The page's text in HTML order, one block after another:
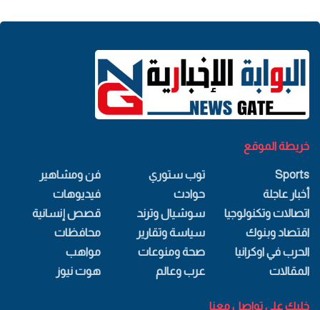
خريطة الموقع
Sports
أخبار عاجلة
اتصالات وتكنولوجيا
اقتصاد وبنوك
الحرب في اوكرانيا
المقالات
توب ستوري
حوادث
سوشيال وترند
سياسة وتقارير
صحة ومنوعات
عرب وعالم
فن ومشاهير
فيديوهات
قصص إنسانية
محافظات
مواهب
هوت نيوز
خليك علي تواصل معنا